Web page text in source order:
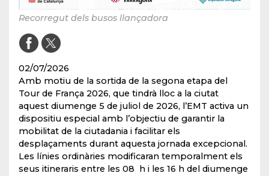
Recorregut dels busos llançadora
02/07/2026
Amb motiu de la sortida de la segona etapa del
Tour de França 2026, que tindrà lloc a la ciutat
aquest diumenge 5 de juliol de 2026, l’EMT activa un
dispositiu especial amb l’objectiu de garantir la
mobilitat de la ciutadania i facilitar els
desplaçaments durant aquesta jornada excepcional.
Les línies ordinàries modificaran temporalment els
seus itineraris entre les 08 h i les 16 h del diumenge